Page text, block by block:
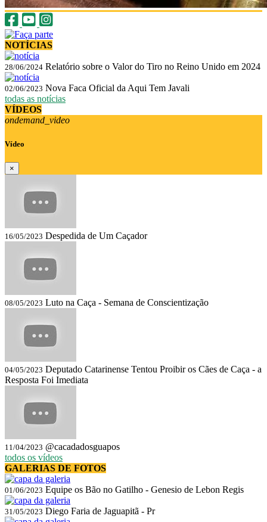
NOTÍCIAS
28/06/2024 Relatório sobre o Valor do Tiro no Reino Unido em 2024
02/06/2023 Nova Faca Oficial da Aqui Tem Javali
todas as notícias
VÍDEOS
ondemand_video
Vídeo
×
16/05/2023 Despedida de Um Caçador
08/05/2023 Luto na Caça - Semana de Conscientização
04/05/2023 Deputado Catarinense Tentou Proibir os Cães de Caça - a
Resposta Foi Imediata
11/04/2023 @cacadadosguapos
todos os vídeos
GALERIAS DE FOTOS
01/06/2023 Equipe os Bão no Gatilho - Genesio de Lebon Regis
31/05/2023 Diego Faria de Jaguapitã - Pr